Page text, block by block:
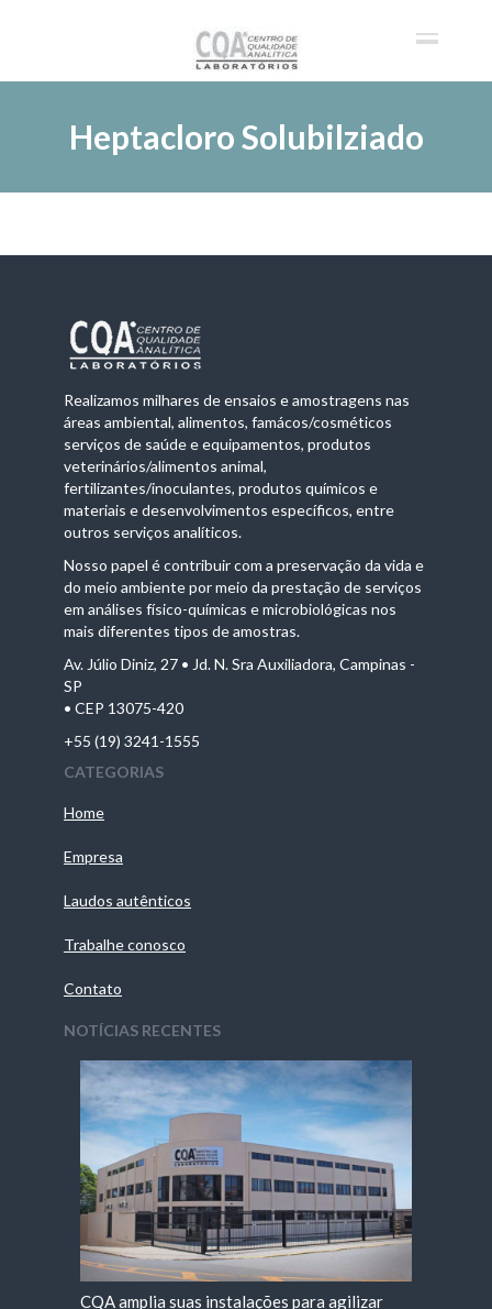
Heptacloro Solubilziado
Realizamos milhares de ensaios e amostragens nas
áreas ambiental, alimentos, famácos/cosméticos
serviços de saúde e equipamentos, produtos
veterinários/alimentos animal,
fertilizantes/inoculantes, produtos químicos e
materiais e desenvolvimentos específicos, entre
outros serviços analíticos.
Nosso papel é contribuir com a preservação da vida e
do meio ambiente por meio da prestação de serviços
em análises físico-químicas e microbiológicas nos
mais diferentes tipos de amostras.
Av. Júlio Diniz, 27 • Jd. N. Sra Auxiliadora, Campinas -
SP
• CEP 13075-420
+55 (19) 3241-1555
CATEGORIAS
Home
Empresa
Laudos autênticos
Trabalhe conosco
Contato
NOTÍCIAS RECENTES
CQA amplia suas instalações para agilizar